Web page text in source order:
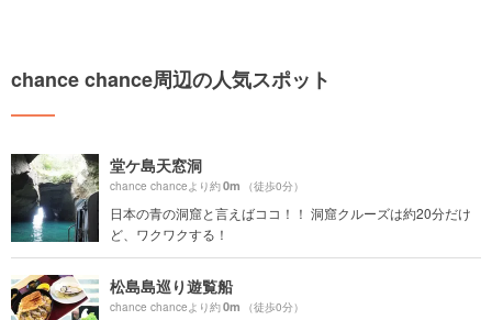
chance chance周辺の人気スポット
堂ケ島天窓洞
chance chanceより約0m （徒歩0分）
日本の青の洞窟と言えばココ！！ 洞窟クルーズは約20分だけ
ど、ワクワクする！
松島島巡り遊覧船
chance chanceより約0m （徒歩0分）